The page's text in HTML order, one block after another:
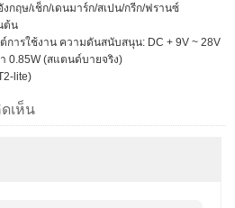
กฤษ/เช็ก/เดนมาร์ก/สเปน/กรีก/ฟรานซ์
ต้น
การใช้งาน ความดันสนับสนุน: DC + 9V ~ 28V
0.85W (สแตนด์บายจริง)
lite)
เห็น